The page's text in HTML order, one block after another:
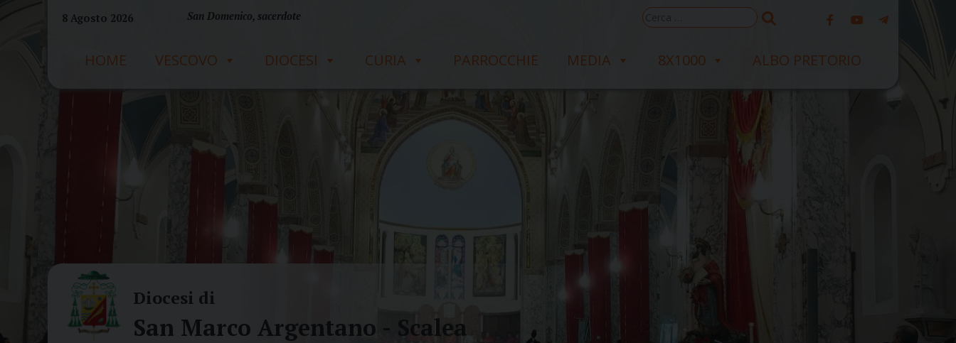
8 Agosto 2026 San Domenico, sacerdote
Ricerca
per:
HOME VESCOVO DIOCESI CURIA PARROCCHIE MEDIA 8X1000 ALBO PRETORIO
Diocesi di
San Marco Argentano - Scalea